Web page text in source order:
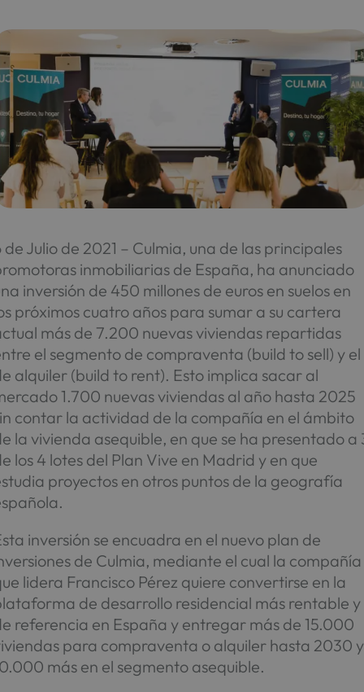
de Julio de 2021 – Culmia, una de las principales
inmobiliarias de España, ha anunciado
inversión de 450 millones de euros en suelos en
próximos cuatro años para sumar a su cartera
más de 7.200 nuevas viviendas repartidas
el segmento de compraventa (build to sell) y el
alquiler (build to rent). Esto implica sacar al
1.700 nuevas viviendas al año hasta 2025
contar la actividad de la compañía en el ámbito
la vivienda asequible, en que se ha presentado a
los 4 lotes del Plan Vive en Madrid y en que
proyectos en otros puntos de la geografía
inversión se encuadra en el nuevo plan de
de Culmia, mediante el cual la compañía
lidera Francisco Pérez quiere convertirse en la
de desarrollo residencial más rentable y
referencia en España y entregar más de 15.000
para compraventa o alquiler hasta 2030 y
más en el segmento asequible.